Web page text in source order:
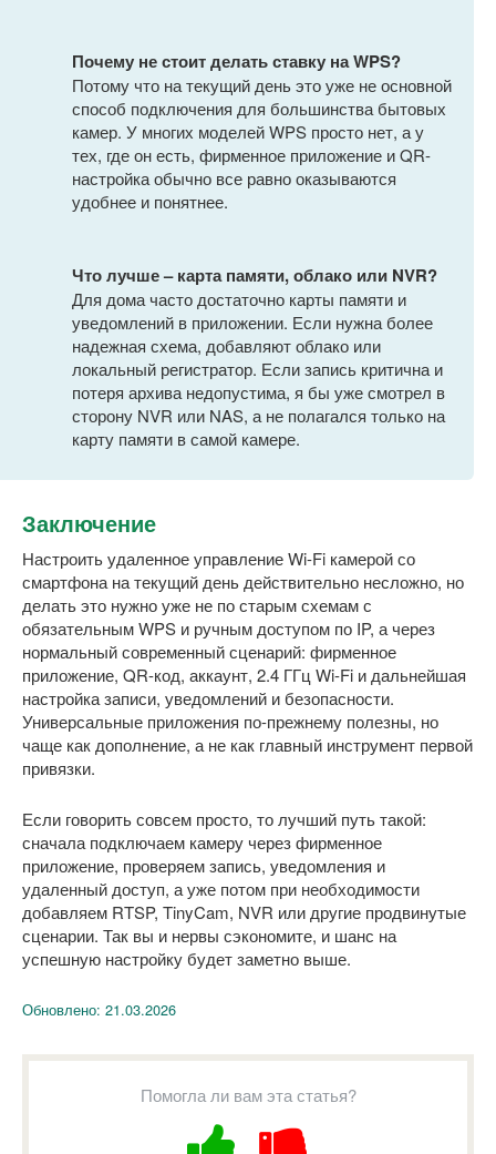
Почему не стоит делать ставку на WPS?
Потому что на текущий день это уже не основной
способ подключения для большинства бытовых
камер. У многих моделей WPS просто нет, а у
тех, где он есть, фирменное приложение и QR-
настройка обычно все равно оказываются
удобнее и понятнее.
Что лучше – карта памяти, облако или NVR?
Для дома часто достаточно карты памяти и
уведомлений в приложении. Если нужна более
надежная схема, добавляют облако или
локальный регистратор. Если запись критична и
потеря архива недопустима, я бы уже смотрел в
сторону NVR или NAS, а не полагался только на
карту памяти в самой камере.
Заключение
Настроить удаленное управление Wi-Fi камерой со
смартфона на текущий день действительно несложно, но
делать это нужно уже не по старым схемам с
обязательным WPS и ручным доступом по IP, а через
нормальный современный сценарий: фирменное
приложение, QR-код, аккаунт, 2.4 ГГц Wi-Fi и дальнейшая
настройка записи, уведомлений и безопасности.
Универсальные приложения по-прежнему полезны, но
чаще как дополнение, а не как главный инструмент первой
привязки.
Если говорить совсем просто, то лучший путь такой:
сначала подключаем камеру через фирменное
приложение, проверяем запись, уведомления и
удаленный доступ, а уже потом при необходимости
добавляем RTSP, TinyCam, NVR или другие продвинутые
сценарии. Так вы и нервы сэкономите, и шанс на
успешную настройку будет заметно выше.
Обновлено: 21.03.2026
Помогла ли вам эта статья?